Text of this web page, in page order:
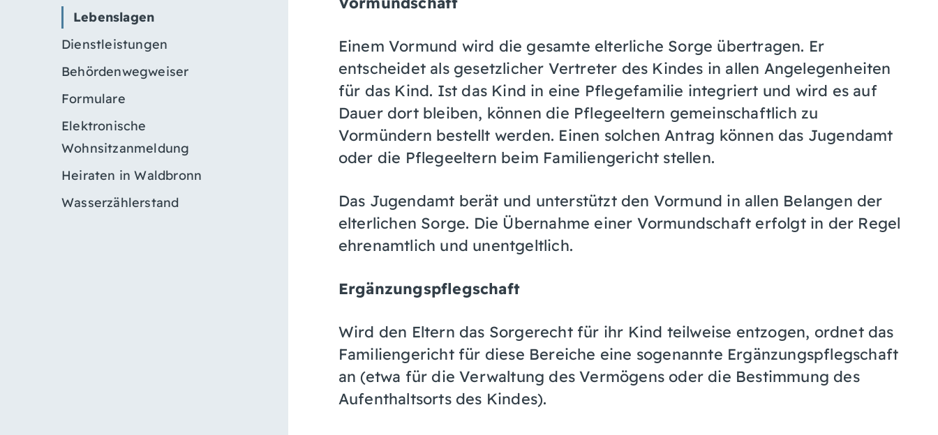
Lebenslagen
Dienstleistungen
Behördenwegweiser
Formulare
Elektronische
Wohnsitzanmeldung
Heiraten in Waldbronn
Wasserzählerstand
Einem Vormund wird die gesamte elterliche Sorge übertragen. Er
entscheidet als gesetzlicher Vertreter des Kindes in allen Angelegenheiten
für das Kind. Ist das Kind in eine Pflegefamilie integriert und wird es auf
Dauer dort bleiben, können die Pflegeeltern gemeinschaftlich zu
Vormündern bestellt werden. Einen solchen Antrag können das Jugendamt
oder die Pflegeeltern beim Familiengericht stellen.
Das Jugendamt berät und unterstützt den Vormund in allen Belangen der
elterlichen Sorge. Die Übernahme einer Vormundschaft erfolgt in der Regel
ehrenamtlich und unentgeltlich.
Ergänzungspflegschaft
Wird den Eltern das Sorgerecht für ihr Kind teilweise entzogen, ordnet das
Familiengericht für diese Bereiche eine sogenannte Ergänzungspflegschaft
an (etwa für die Verwaltung des Vermögens oder die Bestimmung des
Aufenthaltsorts des Kindes).